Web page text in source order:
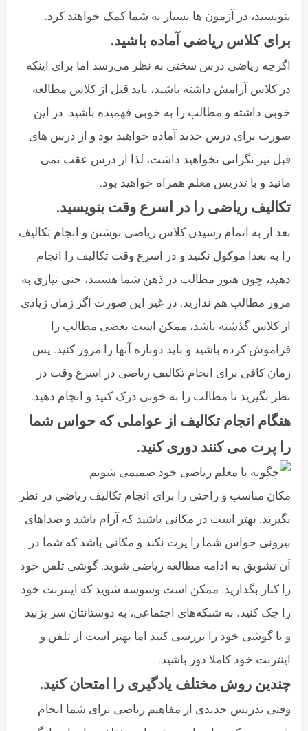
بنویسید، در آزمون ها بسیار به شما کمک خواهند کرد.
برای کلاس ریاضی آماده باشید.
اگرچه ریاضی درس سختی به نظر می‌رسد اما برای اینکه
در کلاس آرامش داشته باشید، باید قبل از کلاس مطالعه
خوبی داشته و مطالب را به خوبی فهمیده باشید. در این
صورت برای درس جدید آماده خواهید بود و از درس های
قبل نیز نگرانی نخواهید داشت، لذا از درس عقب نمی
مانید و با تدریس معلم همراه خواهید بود.
تکالیف ریاضی را در اسرع وقت بنویسید.
بعد از به اتمام رسیدن کلاس ریاضی نوشتن و انجام تکالیف
را به بعدا موکول نکنید و در اسرع وقت تکالیف را انجام
دهید، چون هنوز مطالب در ذهن شما هستند، حتی نیازی به
مرور مطالب هم ندارید. در غیر این صورت اگر زمان زیادی
از کلاس گذشته باشد، ممکن است بعضی مطالب را
فراموش کرده باشید و باید دوباره آنها را مرور کنید. پس
زمان کافی برای انجام تکالیف ریاضی در اسرع وقت در
نظر بگیرید تا مطالب را به خوبی درک کنید و انجام دهید.
هنگام انجام تکالیف از عواملی که حواس شما
را پرت می کنند دوری کنید.
مکان مناسب و راحتی را برای انجام تکالیف ریاضی در نظر
بگیرید. بهتر است در مکانی باشید که آرام باشد و صداهای
بیرونی حواس شما را پرت نکند و مکانی باشد که شما در
آن تشویق به ادامه مطالعه ریاضی شوید. گوشی تلفن خود
را کنار بگذارید. ممکن است وسوسه شوید که اینترنت خود
را چک کنید، به شبکه‌های اجتماعی، به دوستانتان سر بزنید
و یا گوشی خود را بررسی کنید اما بهتر است از تلفن و
اینترنت خود کاملا دور باشید.
چندین روش مختلف یادگیری را امتحان کنید.
وقتی تدریس جدیدی از مفاهیم ریاضی برای شما انجام